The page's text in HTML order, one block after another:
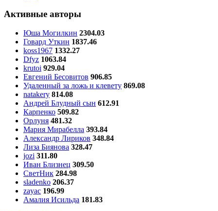
Активные авторы
Юша Могилкин 2304.03
Говард Уткин 1837.46
koss1967 1332.27
Dfyz 1063.84
krutoi 929.04
Евгений Бесовитов 906.85
Удаленный за ложь и клевету 869.08
natakery 814.08
Андрей Блудный сын 612.91
Карпенко 509.82
Орлуня 481.32
Мария Мирабелла 393.84
Александр Лириков 348.84
Лиза Биянова 328.47
jozi 311.80
Иван Близнец 309.50
СветНик 284.98
sladenko 206.37
zayac 196.99
Амалия Исильда 181.83